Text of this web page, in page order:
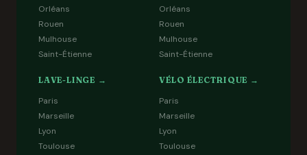
Orléans
Rouen
Mulhouse
Saint-Étienne
Orléans
Rouen
Mulhouse
Saint-Étienne
LAVE-LINGE →
Paris
Marseille
Lyon
Toulouse
VÉLO ÉLECTRIQUE →
Paris
Marseille
Lyon
Toulouse